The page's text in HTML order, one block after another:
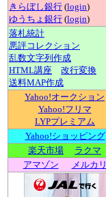
きらぼし銀行 (login)
ゆうちょ銀行 (login)
落札統計
悪評コレクション
乱数文字列作成
HTML講座
改行変換
送料MAP作成
Yahoo!オークション
Yahoo!フリマ
LYPプレミアム
Yahoo!ショッピング
楽天市場
ラクマ
アマゾン
メルカリ